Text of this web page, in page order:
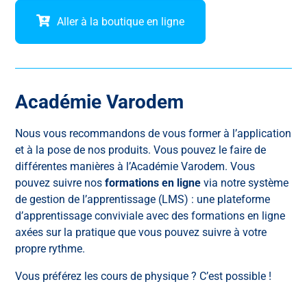
Aller à la boutique en ligne
Académie Varodem
Nous vous recommandons de vous former à l’application
et à la pose de nos produits. Vous pouvez le faire de
différentes manières à l’Académie Varodem. Vous
pouvez suivre nos formations en ligne via notre système
de gestion de l’apprentissage (LMS) : une plateforme
d’apprentissage conviviale avec des formations en ligne
axées sur la pratique que vous pouvez suivre à votre
propre rythme.
Vous préférez les cours de physique ? C’est possible !